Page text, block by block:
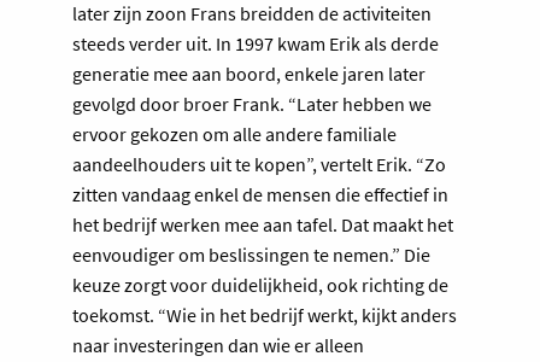
later zijn zoon Frans breidden de activiteiten
steeds verder uit. In 1997 kwam Erik als derde
generatie mee aan boord, enkele jaren later
gevolgd door broer Frank. “Later hebben we
ervoor gekozen om alle andere familiale
aandeelhouders uit te kopen”, vertelt Erik. “Zo
zitten vandaag enkel de mensen die effectief in
het bedrijf werken mee aan tafel. Dat maakt het
eenvoudiger om beslissingen te nemen.” Die
keuze zorgt voor duidelijkheid, ook richting de
toekomst. “Wie in het bedrijf werkt, kijkt anders
naar investeringen dan wie er alleen